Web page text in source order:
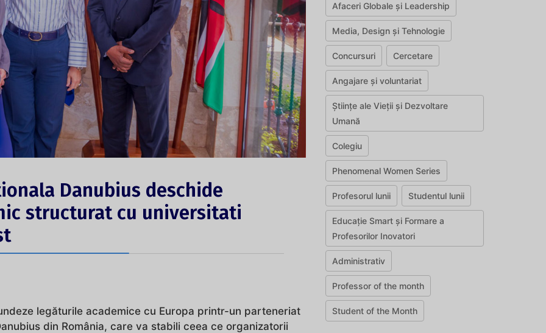
Danubius deschide
structurat cu universitati
legăturile academice cu Europa printr-un parteneriat
din România, care va stabili ceea ce organizatorii
Afaceri Globale și Leadership
Media, Design și Tehnologie
Concursuri Cercetare
Angajare și voluntariat
Științe ale Vieții și Dezvoltare
Umană
Colegiu
Phenomenal Women Series
Profesorul lunii Studentul lunii
Educație Smart și Formare a
Profesorilor Inovatori
Administrativ
Professor of the month
Student of the Month